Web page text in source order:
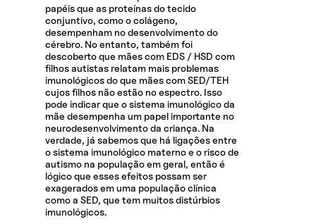
papéis que as proteínas do tecido
conjuntivo, como o colágeno,
desempenham no desenvolvimento do
cérebro. No entanto, também foi
descoberto que mães com EDS / HSD com
filhos autistas relatam mais problemas
imunológicos do que mães com SED/TEH
cujos filhos não estão no espectro. Isso
pode indicar que o sistema imunológico da
mãe desempenha um papel importante no
neurodesenvolvimento da criança. Na
verdade, já sabemos que há ligações entre
o sistema imunológico materno e o risco de
autismo na população em geral, então é
lógico que esses efeitos possam ser
exagerados em uma população clínica
como a SED, que tem muitos distúrbios
imunológicos.